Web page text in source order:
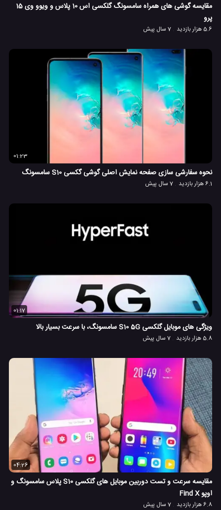
مقایسه گوشی های همراه سامسونگ گلکسی اس 10 پلاس و ویوو وی 15
پرو
5.6 هزار بازدید 7 سال پیش
01:23
نحوه سفارشی سازی صفحه نمایش اصلی گوشی گکسی S10 سامسونگ
6.1 هزار بازدید 7 سال پیش
01:17
ویژگی های موبایل گلکسی S10 5G سامسونگ، با سرعت بسیار بالا
5.8 هزار بازدید 7 سال پیش
04:26
مقایسه سرعت و تست دوربین موبایل های گلکسی S10 پلاس سامسونگ و
اوپو Find X
6.8 هزار بازدید 7 سال پیش